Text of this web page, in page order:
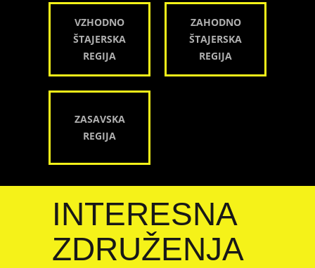
VZHODNO
ŠTAJERSKA
REGIJA
ZAHODNO
ŠTAJERSKA
REGIJA
ZASAVSKA
REGIJA
INTERESNA
ZDRUŽENJA